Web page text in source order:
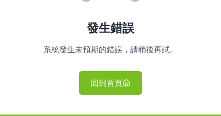
發生錯誤
系統發生未預期的錯誤，請稍後再試。
回到首頁